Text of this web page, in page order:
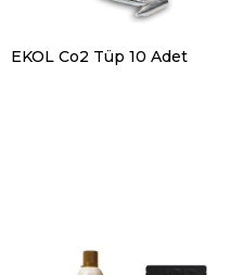
EKOL Co2 Tüp 10 Adet